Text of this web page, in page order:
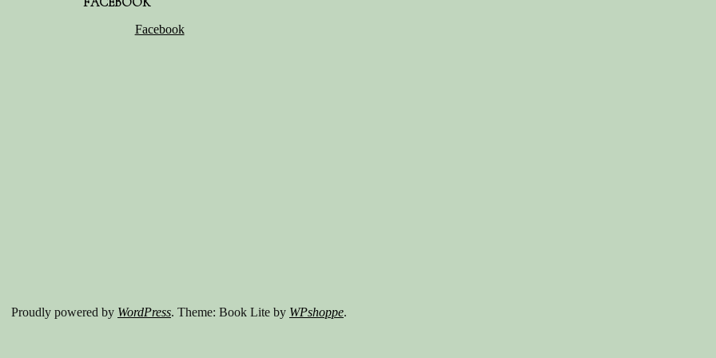
Facebook
Proudly powered by WordPress. Theme: Book Lite by WPshoppe.